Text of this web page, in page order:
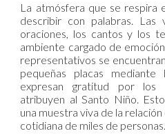
La atmósfera que se respira
describir con palabras. Las
oraciones, los cantos y los
ambiente cargado de
representativos se
pequeñas placas
expresan gratitud por los
atribuyen al Santo Niño.
una muestra viva de la
cotidiana de miles de personas.